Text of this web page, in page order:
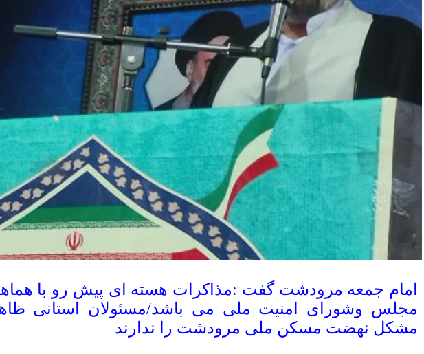
امام جمعه مرودشت گفت :مذاکرات هسته ای پیش رو با
مجلس وشورای امنیت ملی می باشد/مسئولان استانی
مشکل نهضت مسکن ملی مرودشت را ندارند